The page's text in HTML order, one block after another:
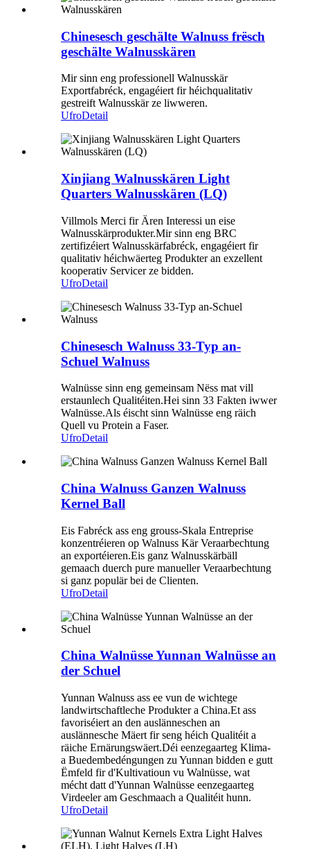
Chinesesch geschälte Walnuss frësch
geschälte Walnusskären
Mir sinn eng professionell Walnusskär
Exportfabréck, engagéiert fir héichqualitativ
gestreift Walnusskär ze liwweren.
UfroDetail
Xinjiang Walnusskären Light
Quarters Walnusskären (LQ)
Villmols Merci fir Ären Interessi un eise
Walnusskärprodukter.Mir sinn eng BRC
zertifizéiert Walnusskärfabréck, engagéiert fir
qualitativ héichwäerteg Produkter an exzellent
kooperativ Servicer ze bidden.
UfroDetail
Chinesesch Walnuss 33-Typ an-
Schuel Walnuss
Walnüsse sinn eng gemeinsam Nëss mat vill
erstaunlech Qualitéiten.Hei sinn 33 Fakten iwwer
Walnüsse.Als éischt sinn Walnüsse eng räich
Quell vu Protein a Faser.
UfroDetail
China Walnuss Ganzen Walnuss
Kernel Ball
Eis Fabréck ass eng grouss-Skala Entreprise
konzentréieren op Walnuss Kär Veraarbechtung
an exportéieren.Eis ganz Walnusskärbäll
gemaach duerch pure manueller Veraarbechtung
si ganz populär bei de Clienten.
UfroDetail
China Walnüsse Yunnan Walnüsse an
der Schuel
Yunnan Walnuss ass ee vun de wichtege
landwirtschaftleche Produkter a China.Et ass
favoriséiert an den auslänneschen an
auslännesche Mäert fir seng héich Qualitéit a
räiche Ernärungswäert.Déi eenzegaarteg Klima-
a Buedembedéngungen zu Yunnan bidden e gutt
Ëmfeld fir d'Kultivatioun vu Walnüsse, wat
mécht datt d'Yunnan Walnüsse eenzegaarteg
Virdeeler am Geschmaach a Qualitéit hunn.
UfroDetail